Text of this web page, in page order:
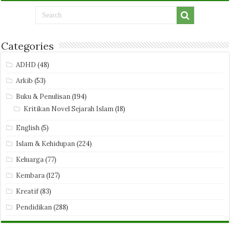
Categories
ADHD (48)
Arkib (53)
Buku & Penulisan(194)
Kritikan Novel Sejarah Islam(18)
English(5)
Islam & Kehidupan(224)
Keluarga(77)
Kembara(127)
Kreatif(83)
Pendidikan(288)